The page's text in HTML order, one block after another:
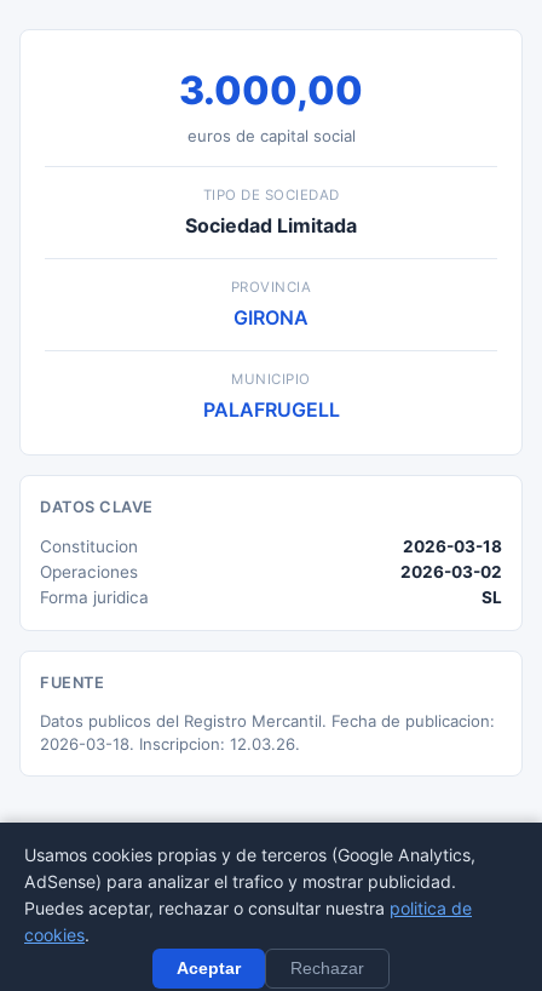
3.000,00
euros de capital social
TIPO DE SOCIEDAD
Sociedad Limitada
PROVINCIA
GIRONA
MUNICIPIO
PALAFRUGELL
DATOS CLAVE
Constitucion
2026-03-18
Operaciones
2026-03-02
Forma juridica
SL
FUENTE
Datos publicos del Registro Mercantil. Fecha de publicacion:
2026-03-18. Inscripcion: 12.03.26.
© 2026 BORMEDirectorio — Datos publicos del Registro Mercantil
Provincias
legal
Usamos cookies propias y de terceros (Google Analytics,
AdSense) para analizar el trafico y mostrar publicidad.
Puedes aceptar, rechazar o consultar nuestra politica de
cookies.
Aceptar Rechazar